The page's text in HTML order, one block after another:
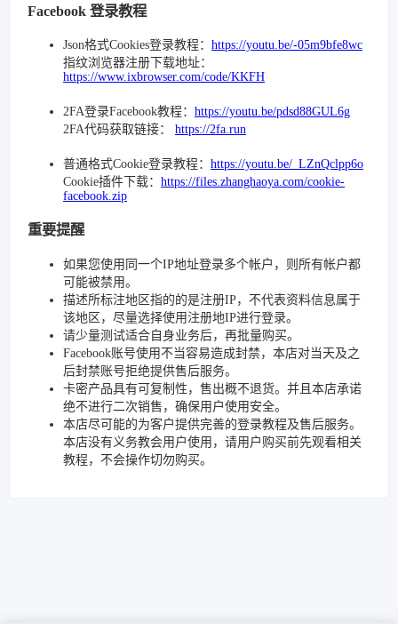
Facebook 登录教程
Json格式Cookies登录教程： https://youtu.be/-05m9bfe8wc
指纹浏览器注册下载地址：
https://www.ixbrowser.com/code/KKFH
2FA登录Facebook教程： https://youtu.be/pdsd88GUL6g
2FA代码获取链接： https://2fa.run
普通格式Cookie登录教程： https://youtu.be/_LZnQclpp6o
Cookie插件下载： https://files.zhanghaoya.com/cookie-
facebook.zip
重要提醒
如果您使用同一个IP地址登录多个帐户，则所有帐户都
可能被禁用。
描述所标注地区指的的是注册IP，不代表资料信息属于
该地区，尽量选择使用注册地IP进行登录。
请少量测试适合自身业务后，再批量购买。
Facebook账号使用不当容易造成封禁，本店对当天及之
后封禁账号拒绝提供售后服务。
卡密产品具有可复制性，售出概不退货。并且本店承诺
绝不进行二次销售，确保用户使用安全。
本店尽可能的为客户提供完善的登录教程及售后服务。
本店没有义务教会用户使用，请用户购买前先观看相关
教程，不会操作切勿购买。